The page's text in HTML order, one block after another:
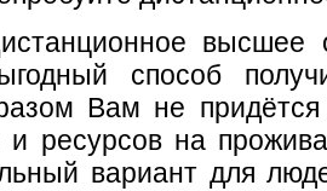
высшее
способ
Вам не придётся
и ресурсов на
вариант для